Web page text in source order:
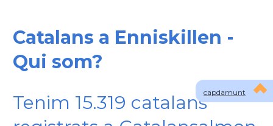
capdamunt
Catalans a Enniskillen -
Qui som?
Tenim 15.319 catalans